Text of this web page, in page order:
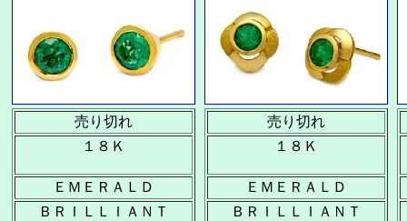
売り切れ
１８Ｋ
ＥＭＥＲＡＬＤ
ＢＲＩＬＬＩＡＮＴ
売り切れ
１８Ｋ
ＥＭＥＲＡＬＤ
ＢＲＩＬＬＩＡＮＴ